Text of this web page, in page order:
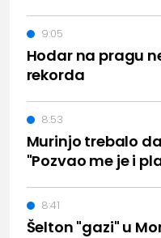
Hodar na pragu
rekorda
9:05
Murinjo trebalo
"Pozvao me je i
8:53
Šelton "gazi" u
8:41